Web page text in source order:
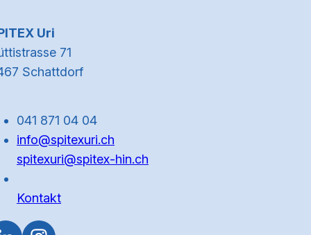
Uri
71
Schattdorf
041 871 04 04
info@spitexuri.ch
spitexuri@spitex-hin.ch
Kontakt